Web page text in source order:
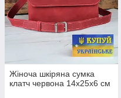
Жіноча шкіряна сумка
клатч червона 14х25х6 см